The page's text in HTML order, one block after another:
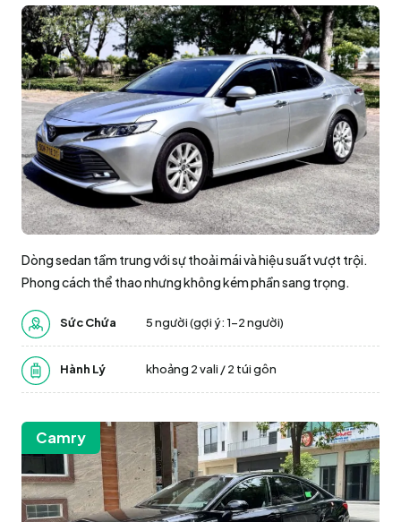
Dòng sedan tầm trung với sự thoải mái và hiệu suất vượt trội.
Phong cách thể thao nhưng không kém phần sang trọng.
Sức Chứa 5 người (gợi ý: 1–2 người)
Hành Lý khoảng 2 vali / 2 túi gôn
Camry